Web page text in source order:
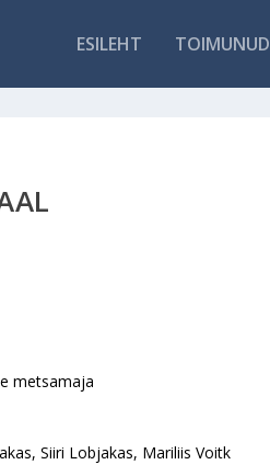
ESILEHT
metsamaja
Siiri Lobjakas, Mariliis Voitk